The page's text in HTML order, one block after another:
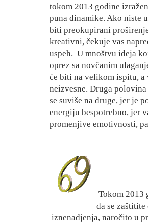
tokom 2013 godine
puna dinamike. Ako niste
biti preokupirani
kreativni, čekuje vas
uspeh. U mnoštvu ideja
oprez sa novčanim
će biti na velikom ispitu, a
neizvesne. Druga
se suviše na druge, jer je
energiju bespotrebno, jer
promenjive emotivnosti,
Tokom 2013
da se
iznenadjenja, naročito u